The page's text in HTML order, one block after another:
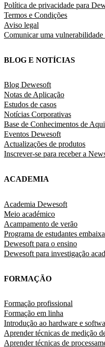
Política de privacidade para
Termos e Condições
Aviso legal
Comunicar uma vulnerabilidade
BLOG E NOTÍCIAS
Blog Dewesoft
Notas de Aplicação
Estudos de casos
Notícias Corporativas
Base de Conhecimentos de
Eventos Dewesoft
Actualizações de produtos
Inscrever-se para receber a
ACADEMIA
Academia Dewesoft
Meio académico
Acampamento de verão
Programa de estudantes
Dewesoft para o ensino
Dewesoft para investigação
FORMAÇÃO
Formação profissional
Formação em linha
Introdução ao hardware e
Aprender técnicas de medição
Aprender técnicas de